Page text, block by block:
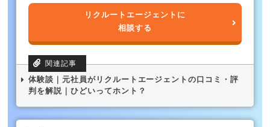
リクルートエージェントに
相談する
体験談｜元社員がリクルートエージェントの口コミ・評
判を解説｜ひどいってホント？